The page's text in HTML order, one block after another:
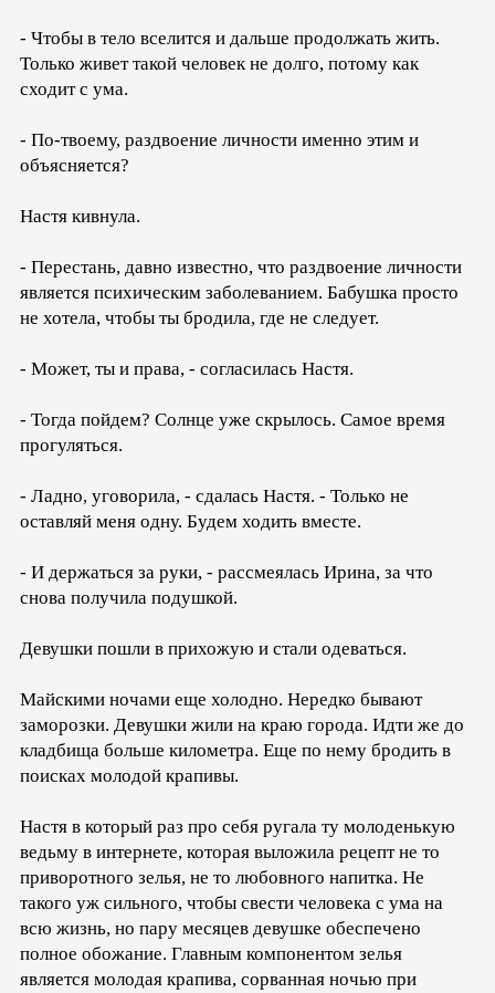
- Чтобы в тело вселится и дальше продолжать жить.
Только живет такой человек не долго, потому как
сходит с ума.
- По-твоему, раздвоение личности именно этим и
объясняется?
Настя кивнула.
- Перестань, давно известно, что раздвоение личности
является психическим заболеванием. Бабушка просто
не хотела, чтобы ты бродила, где не следует.
- Может, ты и права, - согласилась Настя.
- Тогда пойдем? Солнце уже скрылось. Самое время
прогуляться.
- Ладно, уговорила, - сдалась Настя. - Только не
оставляй меня одну. Будем ходить вместе.
- И держаться за руки, - рассмеялась Ирина, за что
снова получила подушкой.
Девушки пошли в прихожую и стали одеваться.
Майскими ночами еще холодно. Нередко бывают
заморозки. Девушки жили на краю города. Идти же до
кладбища больше километра. Еще по нему бродить в
поисках молодой крапивы.
Настя в который раз про себя ругала ту молоденькую
ведьму в интернете, которая выложила рецепт не то
приворотного зелья, не то любовного напитка. Не
такого уж сильного, чтобы свести человека с ума на
всю жизнь, но пару месяцев девушке обеспечено
полное обожание. Главным компонентом зелья
является молодая крапива, сорванная ночью при